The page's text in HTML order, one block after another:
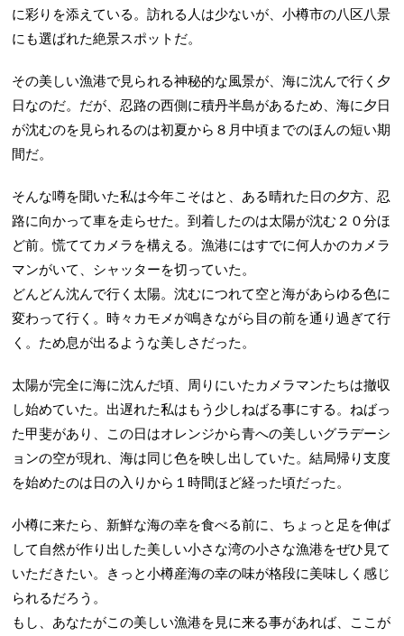
に彩りを添えている。訪れる人は少ないが、小樽市の八区八景
にも選ばれた絶景スポットだ。
その美しい漁港で見られる神秘的な風景が、海に沈んで行く夕
日なのだ。だが、忍路の西側に積丹半島があるため、海に夕日
が沈むのを見られるのは初夏から８月中頃までのほんの短い期
間だ。
そんな噂を聞いた私は今年こそはと、ある晴れた日の夕方、忍
路に向かって車を走らせた。到着したのは太陽が沈む２０分ほ
ど前。慌ててカメラを構える。漁港にはすでに何人かのカメラ
マンがいて、シャッターを切っていた。
どんどん沈んで行く太陽。沈むにつれて空と海があらゆる色に
変わって行く。時々カモメが鳴きながら目の前を通り過ぎて行
く。ため息が出るような美しさだった。
太陽が完全に海に沈んだ頃、周りにいたカメラマンたちは撤収
し始めていた。出遅れた私はもう少しねばる事にする。ねばっ
た甲斐があり、この日はオレンジから青への美しいグラデーシ
ョンの空が現れ、海は同じ色を映し出していた。結局帰り支度
を始めたのは日の入りから１時間ほど経った頃だった。
小樽に来たら、新鮮な海の幸を食べる前に、ちょっと足を伸ば
して自然が作り出した美しい小さな湾の小さな漁港をぜひ見て
いただきたい。きっと小樽産海の幸の味が格段に美味しく感じ
られるだろう。
もし、あなたがこの美しい漁港を見に来る事があれば、ここが